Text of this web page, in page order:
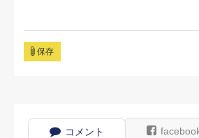
保存
コメント